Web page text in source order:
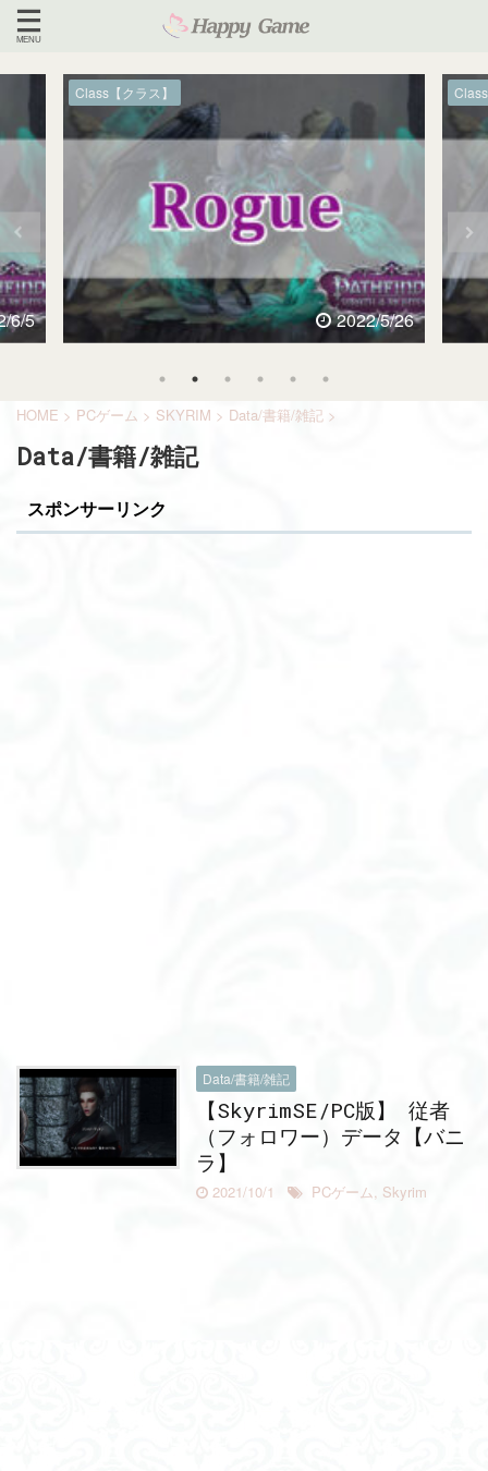
6/5
Class【クラス】
2022/5/26
HOME > PCゲーム > SKYRIM > Data/書籍/雑記 >
Data/書籍/雑記
スポンサーリンク
Data/書籍/雑記
【SkyrimSE/PC版】 従者
（フォロワー）データ【バニ
ラ】
2021/10/1 PCゲーム, Skyrim